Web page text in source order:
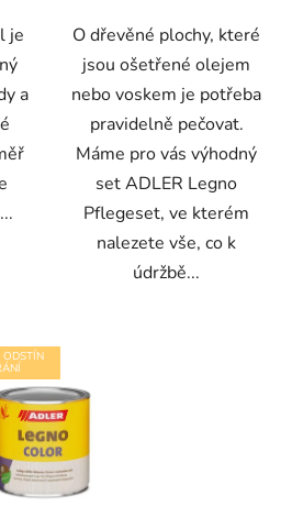
je
a
O dřevěné plochy, které
jsou ošetřené olejem
nebo voskem je potřeba
pravidelně pečovat.
Máme pro vás výhodný
set ADLER Legno
Pflegeset, ve kterém
nalezete vše, co k
údržbě...